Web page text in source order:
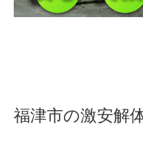
福津市の激安解